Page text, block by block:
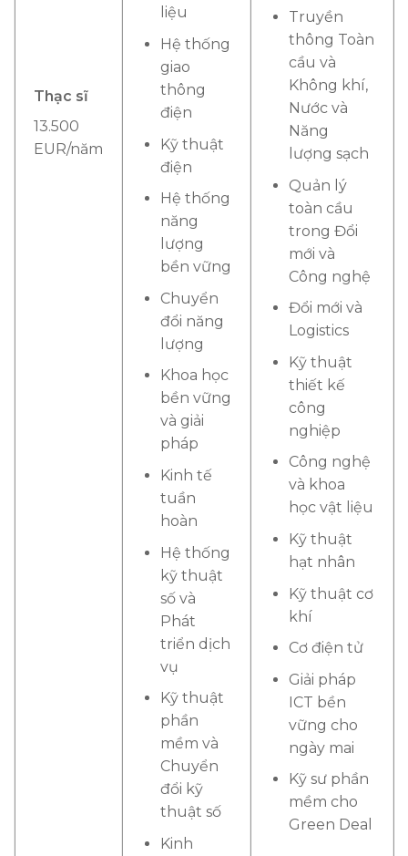
Thạc sĩ
13.500
EUR/năm
liệu
Hệ thống
giao
thông
điện
Kỹ thuật
điện
Hệ thống
năng
lượng
bền vững
Chuyển
đổi năng
lượng
Khoa học
bền vững
và giải
pháp
Kinh tế
tuần
hoàn
Hệ thống
kỹ thuật
số và
Phát
triển dịch
vụ
Kỹ thuật
phần
mềm và
Chuyển
đổi kỹ
thuật số
Kinh
Truyền
thông Toàn
cầu và
Không khí,
Nước và
Năng
lượng sạch
Quản lý
toàn cầu
trong Đổi
mới và
Công nghệ
Đổi mới và
Logistics
Kỹ thuật
thiết kế
công
nghiệp
Công nghệ
và khoa
học vật liệu
Kỹ thuật
hạt nhân
Kỹ thuật cơ
khí
Cơ điện tử
Giải pháp
ICT bền
vững cho
ngày mai
Kỹ sư phần
mềm cho
Green Deal